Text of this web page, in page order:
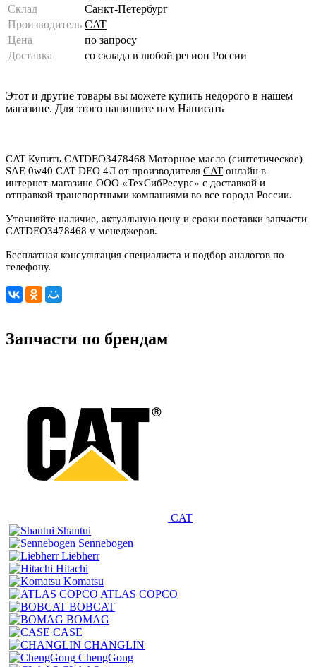
Склад
Санкт-Петербург
Производитель CAT
Цена
по запросу
Доставка
со склада в любой регион России
Этот и другие товары вы можете купить недорого в нашем
магазине. Для этого напишите нам Написать
CAT Купить CATDEO3478468 Моторное масло (синтетическое)
SAE 0w40 CAT DEO 4Л от производителя CAT онлайн в
интернет-магазине ООО «ТехСибРесурс» с доставкой и
отправкой транспортными компаниями во все города России.
Уточняйте наличие, актуальную цену и сроки поставки запчасти
CATDEO3478468 у менеджеров.
Бесплатная консультация специалиста и подбор аналогов по
телефону.
Запчасти по брендам
CAT
Shantui
Sennebogen
Liebherr
Hitachi
Komatsu
ATLAS COPCO
BOBCAT
BOMAG
CASE
CHANGLIN
ChengGong